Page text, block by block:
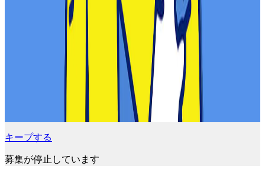
キープする
募集が停止しています